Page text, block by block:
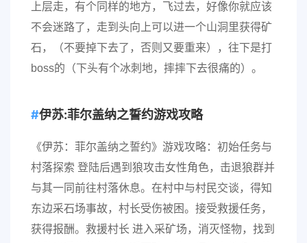
上层走，有个同样的地方，飞过去，好像你就应该
不会迷路了，走到头向上可以进一个山洞里获得矿
石，（不要掉下去了，否则又要重来），往下是打
boss的（下头有个冰刺地，摔摔下去很痛的）。
伊苏:菲尔盖纳之誓约游戏攻略
《伊苏：菲尔盖纳之誓约》游戏攻略：初始任务与
村落探索 登陆后遇到狼攻击女性角色，击退狼群并
与其一同前往村落休息。在村中与村民交谈，得知
东边采石场事故，村长受伤被困。接受救援任务，
获得报酬。救援村长 进入采矿场，消灭怪物，找到